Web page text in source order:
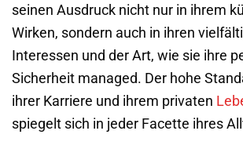
seinen Ausdruck nicht nur in ihrem
Wirken, sondern auch in ihren
Interessen und der Art, wie sie ihre
Sicherheit managed. Der hohe
ihrer Karriere und ihrem privaten
spiegelt sich in jeder Facette ihres